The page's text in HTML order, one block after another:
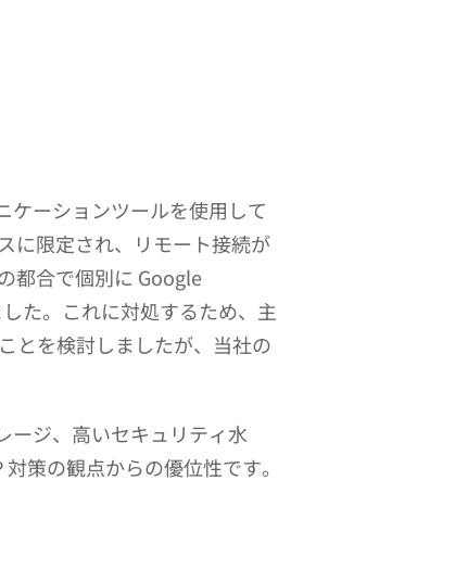
ケーションツールを使用して
に限定され、リモート接続が
都合で個別に Google
た。これに対処するため、主
とを検討しましたが、当社の
ージ、高いセキュリティ水
策の観点からの優位性です。